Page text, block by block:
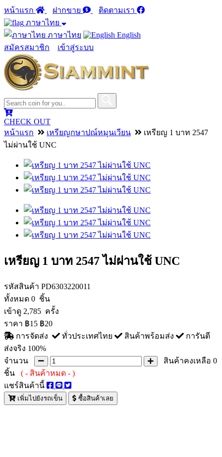
หน้าแรก ฝากขาย
ติดตามเรา
ภาษาไทย
ภาษาไทย
English
สมัครสมาชิก
เข้าสู่ระบบ
CHECK OUT
หน้าแรก
เหรียญกษาปณ์หมุนเวียน
เหรียญ 1 บาท 2547
ไม่ผ่านใช้ UNC
เหรียญ 1 บาท 2547 ไม่ผ่านใช้ UNC
รหัสสินค้า PD6303220011
ทั้งหมด 0 ชิ้น
เข้าดู 2,785 ครั้ง
ราคา ฿15 ฿20
การจัดส่ง
ทั่วประเทศไทย สินค้าพร้อมส่ง
การันตี
ส่งจริง 100%
จำนวน
สินค้าคงเหลือ 0
ชิ้น ( - สินค้าหมด - )
แชร์สินค้านี้
เพิ่มไปยังรถเข็น ซื้อสินค้าเลย